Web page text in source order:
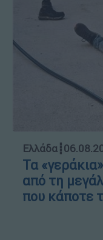
Ελλάδα┋
Τα
από τη
που κάποτε